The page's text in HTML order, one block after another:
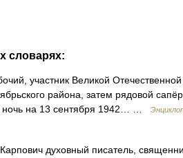
словарях:
участник Великой
района, затем рядовой
ночь на 13 сентября 1942… …
духовный писатель,